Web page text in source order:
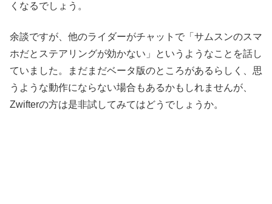
くなるでしょう。
余談ですが、他のライダーがチャットで「サムスンのスマ
ホだとステアリングが効かない」というようなことを話し
ていました。まだまだベータ版のところがあるらしく、思
うような動作にならない場合もあるかもしれませんが、
Zwifterの方は是非試してみてはどうでしょうか。